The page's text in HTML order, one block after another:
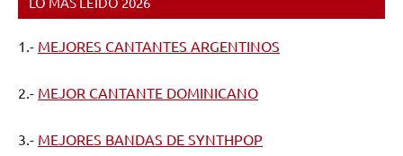
1.- MEJORES CANTANTES ARGENTINOS
2.- MEJOR CANTANTE DOMINICANO
3.- MEJORES BANDAS DE SYNTHPOP